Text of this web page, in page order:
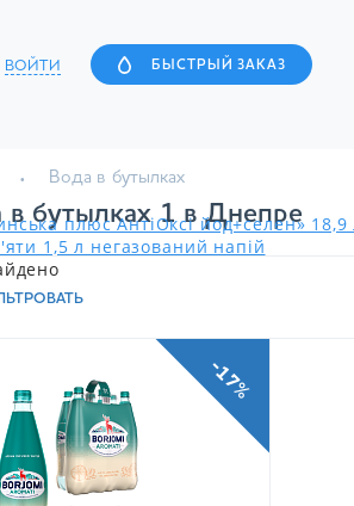
ВОЙТИ БЫСТРЫЙ ЗАКАЗ
плюс АнтіОксі йод+селен»
1,5 л негазований напій
Вода в бутылках
в бутылках 1 в Днепре
-17%